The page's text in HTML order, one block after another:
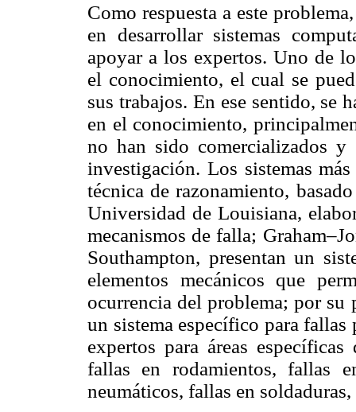
Como respuesta a este
en desarrollar sistemas
apoyar a los expertos. Uno de
el conocimiento, el cual se
sus trabajos. En ese sentido, se
en el conocimiento,
no han sido comercializados y
investigación. Los sistemas
técnica de razonamiento,
Universidad de Louisiana,
mecanismos de falla;
Southampton, presentan un
elementos mecánicos que
ocurrencia del problema; por su
un sistema específico para
expertos para áreas
fallas en rodamientos, fallas
neumáticos, fallas en soldaduras,